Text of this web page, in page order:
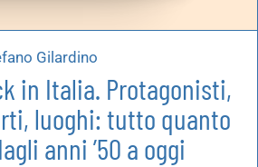
Gilardino
in Italia. Protagonisti,
luoghi: tutto quanto
anni ’50 a oggi